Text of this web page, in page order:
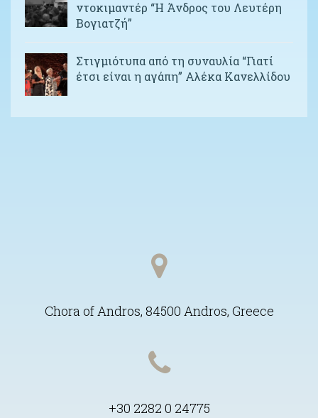
ντοκιμαντέρ “Η Άνδρος του Λευτέρη
Βογιατζή”
Στιγμιότυπα από τη συναυλία “Γιατί
έτσι είναι η αγάπη” Αλέκα Κανελλίδου
Chora of Andros, 84500 Andros, Greece
+30 2282 0 24775